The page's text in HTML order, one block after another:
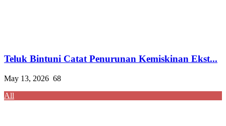
Teluk Bintuni Catat Penurunan Kemiskinan Ekst...
May 13, 2026 68
All